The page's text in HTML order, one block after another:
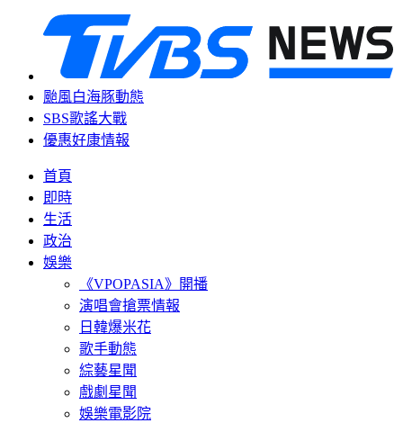
颱風白海豚動態
SBS歌謠大戰
優惠好康情報
首頁
即時
生活
政治
娛樂
《VPOPASIA》開播
演唱會搶票情報
日韓爆米花
歌手動態
綜藝星聞
戲劇星聞
娛樂電影院